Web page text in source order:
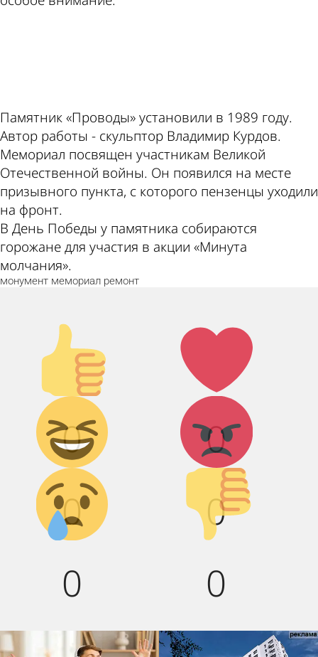
Памятник «Проводы» установили в 1989 году.
Автор работы - скульптор Владимир Курдов.
Мемориал посвящен участникам Великой
Отечественной войны. Он появился на месте
призывного пункта, с которого пензенцы уходили
на фронт.
В День Победы у памятника собираются
горожане для участия в акции «Минута
молчания».
монумент мемориал ремонт
Палец
вверх!
0
Лайк!
0
Дикий
смех!
0
Агрессия!
0
Грусть :(
0
Палец
вниз!
0